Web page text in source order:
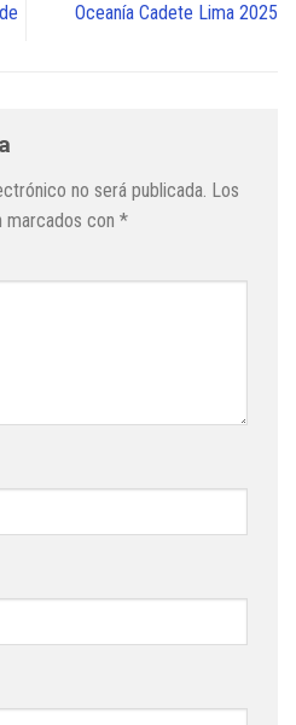
Oceanía Cadete Lima 2025
no será publicada. Los
marcados con *